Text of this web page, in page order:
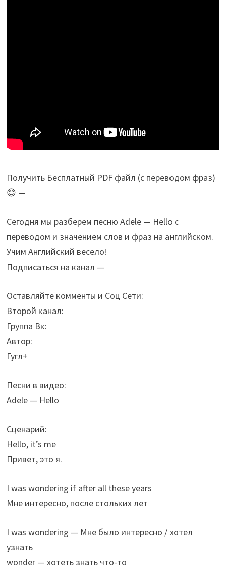
Получить Бесплатный PDF файл (с переводом фраз)
😊 —
Сегодня мы разберем песню Adele — Hello с
переводом и значением слов и фраз на английском.
Учим Английский весело!
Подписаться на канал —
Оставляйте комменты и Соц Сети:
Второй канал:
Группа Вк:
Автор:
Гугл+
Песни в видео:
Adele — Hello
Сценарий:
Hello, it’s me
Привет, это я.
I was wondering if after all these years
Мне интересно, после стольких лет
I was wondering — Мне было интересно / хотел
узнать
wonder — хотеть знать что-то